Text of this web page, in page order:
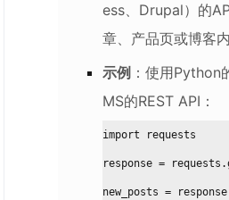
ess、Drupal）的
章、产品页或博客内
示例 ：使用Python
MS的REST API：
import requests
response =
new_posts =